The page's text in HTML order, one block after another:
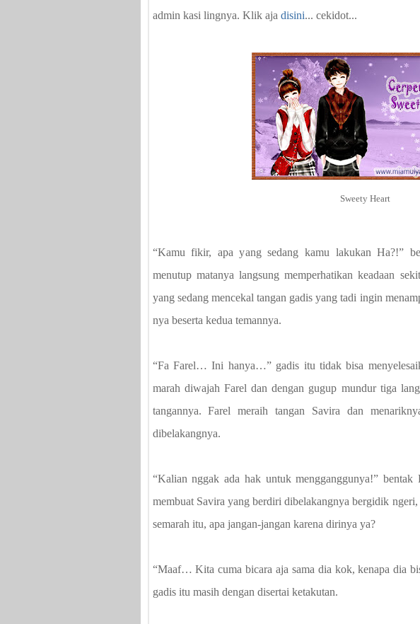
admin kasi lingnya. Klik aja disini... cekidot...
Sweety Heart
“Kamu fikir, apa yang sedang kamu lakukan Ha?!”
menutup matanya langsung memperhatikan keadaan
yang sedang mencekal tangan gadis yang tadi ingin
nya beserta kedua temannya.
“Fa Farel… Ini hanya…” gadis itu tidak bisa
marah diwajah Farel dan dengan gugup mundur tiga
tangannya. Farel meraih tangan Savira dan
dibelakangnya.
“Kalian nggak ada hak untuk mengganggunya!”
membuat Savira yang berdiri dibelakangnya bergidik
semarah itu, apa jangan-jangan karena dirinya ya?
“Maaf… Kita cuma bicara aja sama dia kok, kenapa dia
gadis itu masih dengan disertai ketakutan.